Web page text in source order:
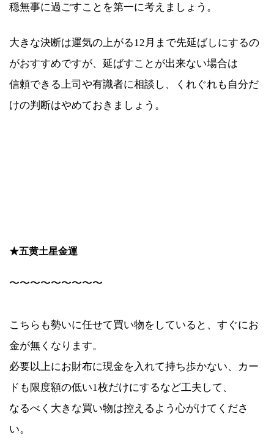
穏無事に過ごすことを第一に考えましょう。
大きな決断は運気の上がる12月まで先延ばしにするの
がおすすめですが、延ばすことが出来ない場合は
信頼できる上司や有識者に相談し、くれぐれも自分だ
けの判断はやめておきましょう。
★五黄土星金運
〜〜〜〜〜〜〜〜〜
こちらも勢いに任せて買い物をしていると、すぐにお
金が無くなります。
必要以上にお財布に現金を入れて持ち歩かない、カー
ドも限度額の低い1枚だけにするなど工夫して、
なるべく大きな買い物は控えるよう心がけてくださ
い。